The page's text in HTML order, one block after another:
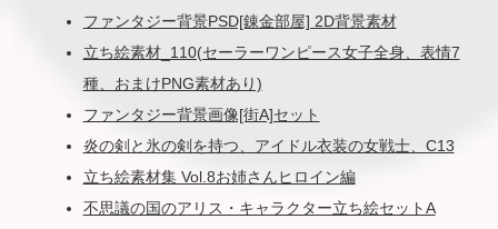
ファンタジー背景PSD[錬金部屋] 2D背景素材
立ち絵素材_110(セーラーワンピース女子全身、表情7
種、おまけPNG素材あり)
ファンタジー背景画像[街A]セット
炎の剣と氷の剣を持つ、アイドル衣装の女戦士、C13
立ち絵素材集 Vol.8お姉さんヒロイン編
不思議の国のアリス・キャラクター立ち絵セットA